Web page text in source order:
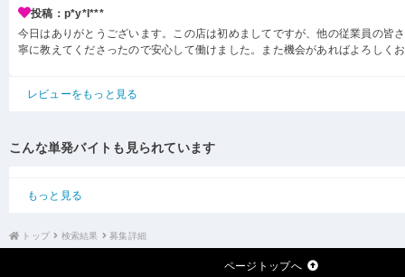
投稿：p*y*l***
今日はありがとうございます。この店は初めましてですが、他の従業員の皆
寧に教えてくださったので安心して働けました。また機会があればよろしく
レビューをもっと見る
こんな単発バイトも見られています
もっと見る
トップ 検索結果 募集詳細
ページトップへ